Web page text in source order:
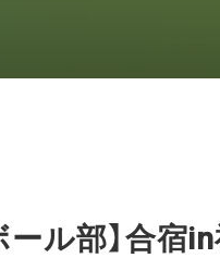
ール部】合宿